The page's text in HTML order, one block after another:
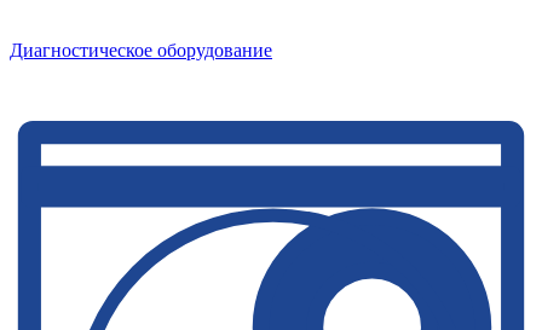
Диагностическое оборудование